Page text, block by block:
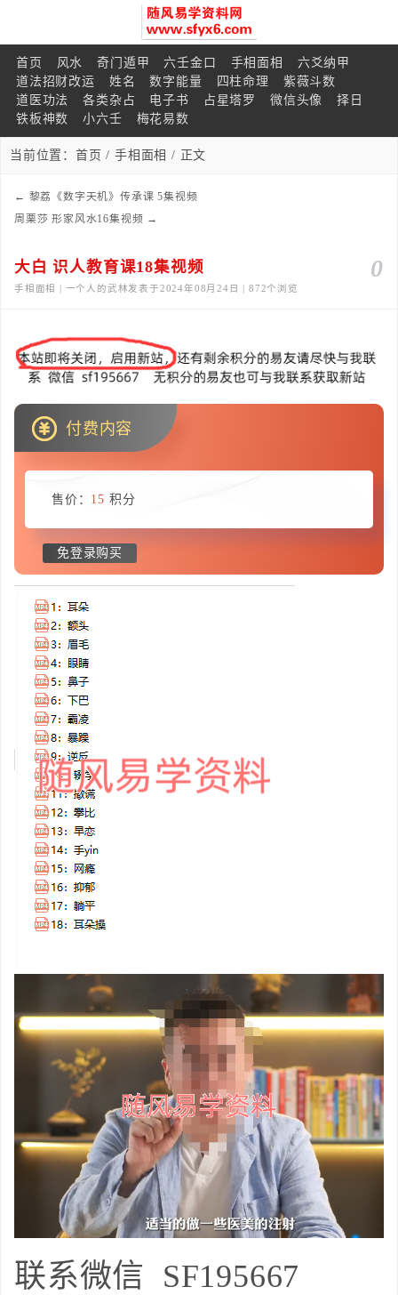
首页 风水 奇门遁甲 六壬金口 手相面相
六爻纳甲
道法招财改运
姓名 数字能量 四柱命理
紫薇斗数
道医功法
各类杂占 电子书 占星塔罗 微信头像
择日
铁板神数
小六壬 梅花易数
当前位置： 首页 /手相面相 / 正文
← 黎荔《数字天机》传承课 5集视频
周栗莎 形家风水16集视频 →
0
大白 识人教育课18集视频
手相面相 | 一个人的武林发表于2024年08月24日 | 872个浏览
付费内容
售价： 15 积分
免登录购买
联系微信 SF195667